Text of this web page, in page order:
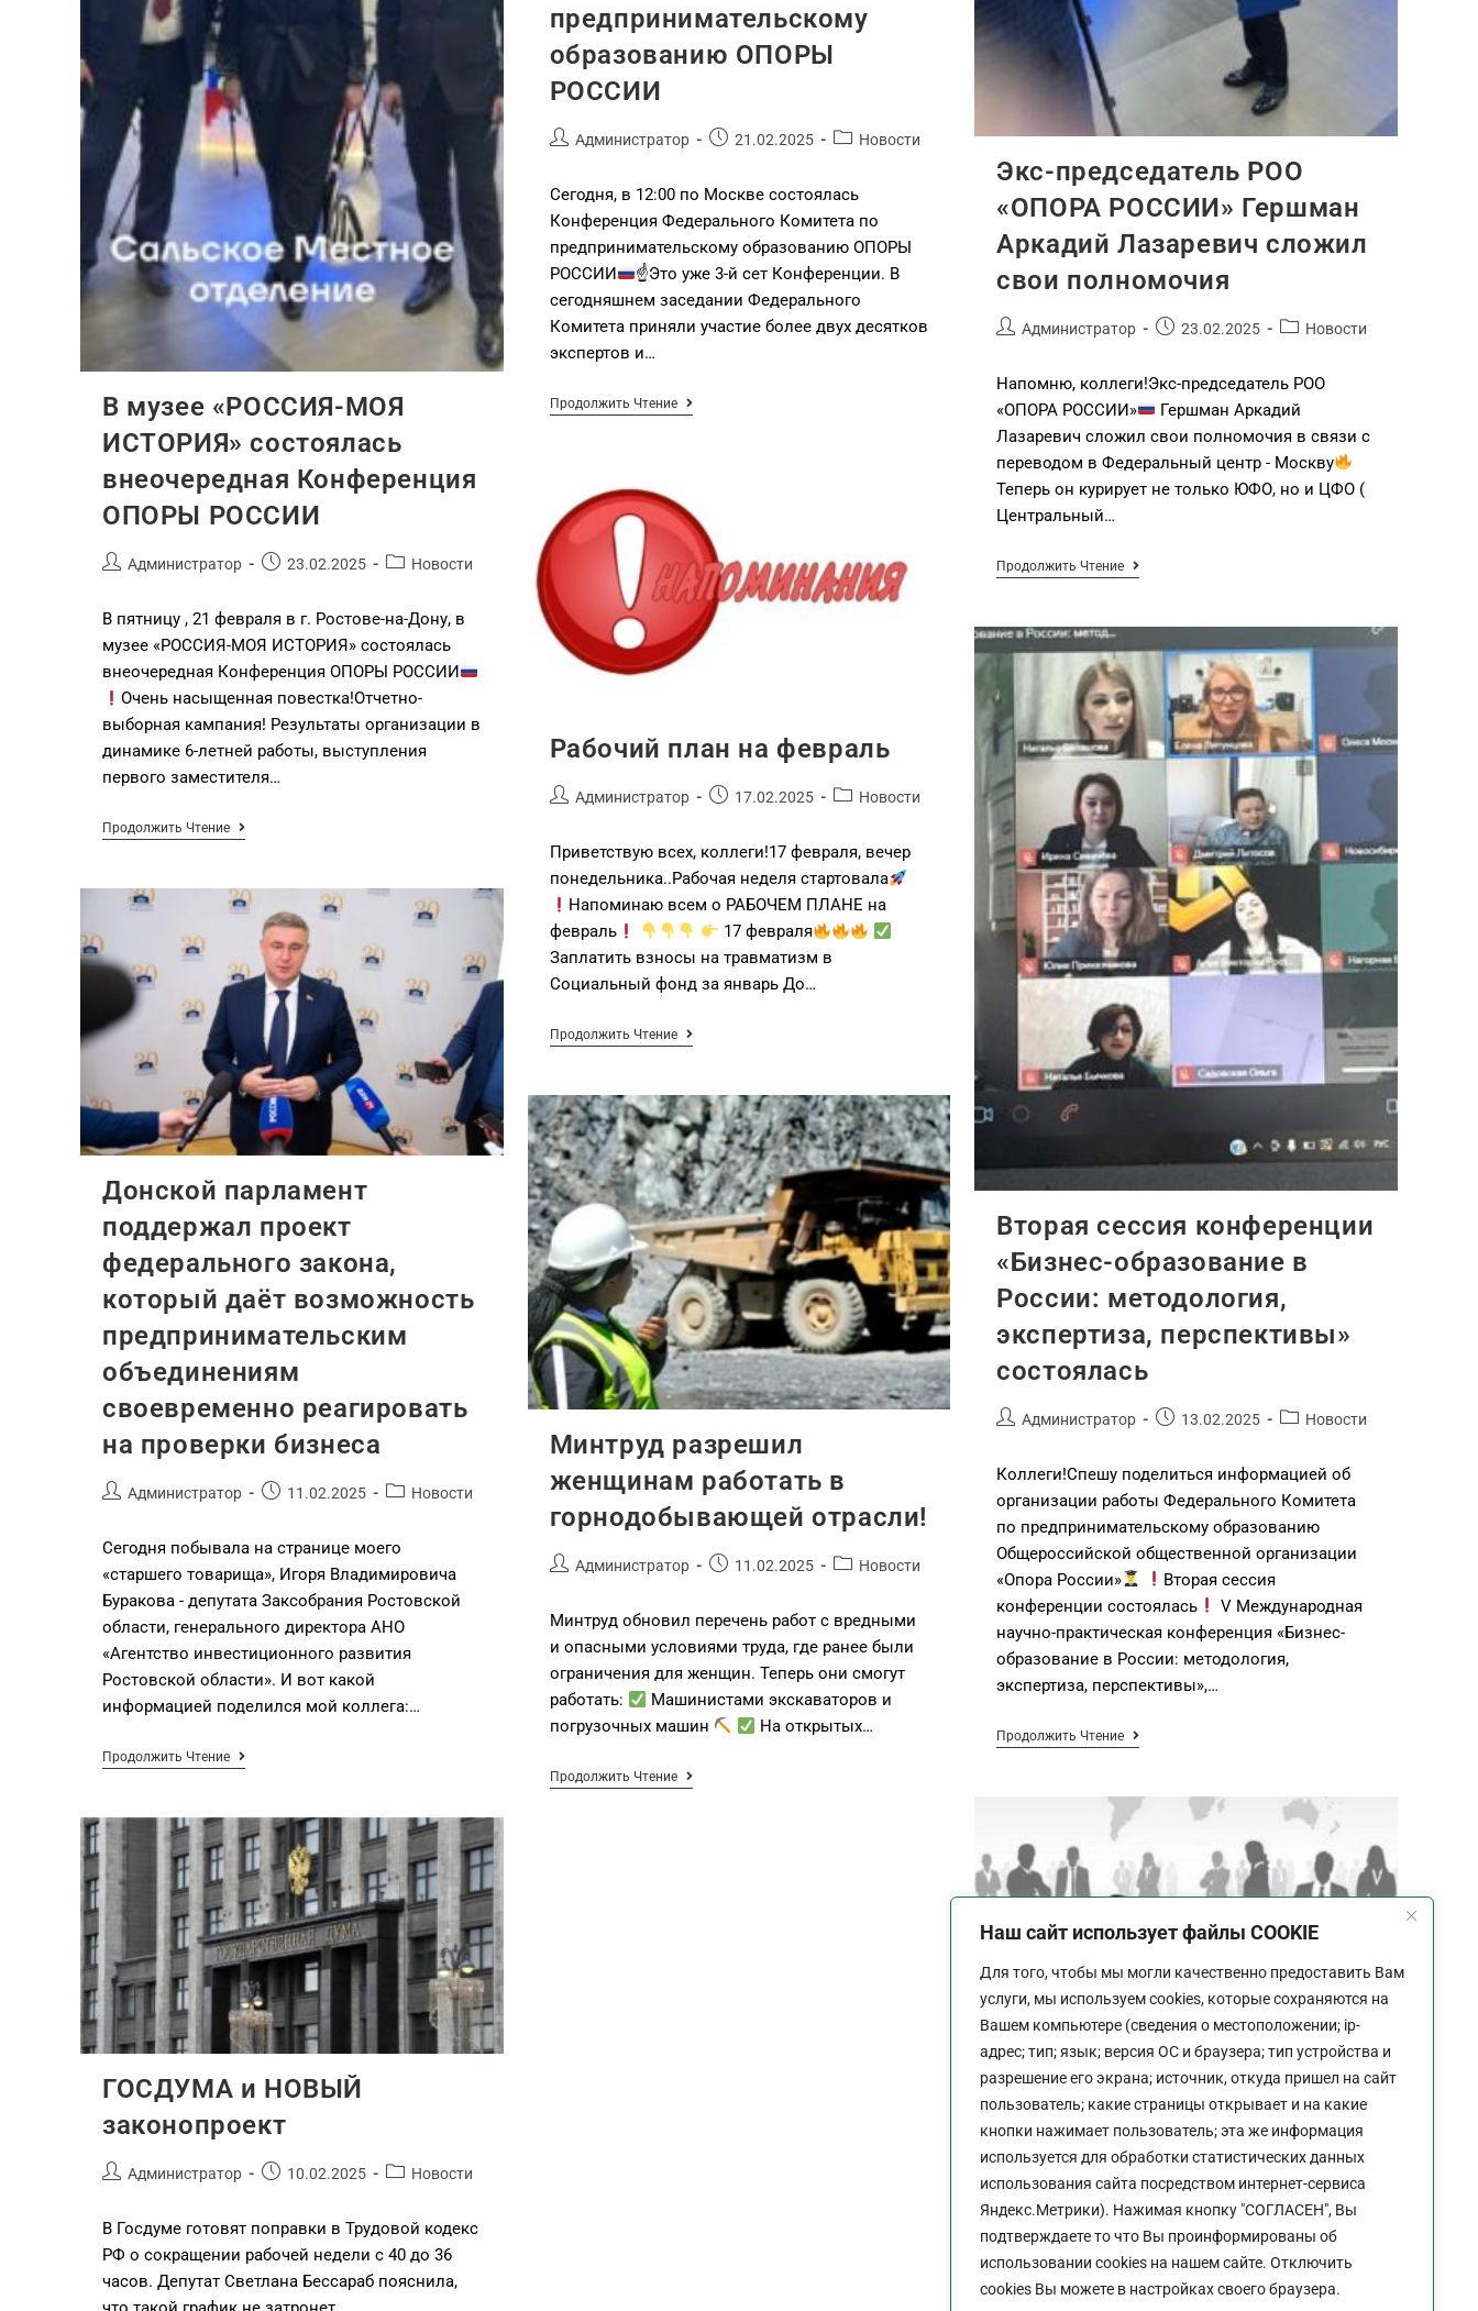
Наш сайт использует файлы COOKIE
Для того, чтобы мы могли качественно предоставить Вам
услуги, мы используем cookies, которые сохраняются на
Вашем компьютере (сведения о местоположении; ip-
адрес; тип; язык; версия ОС и браузера; тип устройства и
разрешение его экрана; источник, откуда пришел на сайт
пользователь; какие страницы открывает и на какие
кнопки нажимает пользователь; эта же информация
используется для обработки статистических данных
использования сайта посредством интернет-сервиса
Яндекс.Метрики). Нажимая кнопку "СОГЛАСЕН", Вы
подтверждаете то что Вы проинформированы об
использовании cookies на нашем сайте. Отключить
cookies Вы можете в настройках своего браузера.
Экс-председатель РОО
«ОПОРА РОССИИ» Гершман
Аркадий Лазаревич сложил
свои полномочия
Администратор 23.02.2025 Новости
Напомню, коллеги!Экс-председатель РОО
«ОПОРА РОССИИ»
Гершман Аркадий
Лазаревич сложил свои полномочия в связи с
переводом в Федеральный центр - Москву
Теперь он курирует не только ЮФО, но и ЦФО (
Центральный…
Продолжить Чтение
В музее «РОССИЯ-МОЯ
ИСТОРИЯ» состоялась
внеочередная Конференция
ОПОРЫ РОССИИ
Администратор 23.02.2025 Новости
В пятницу , 21 февраля в г. Ростове-на-Дону, в
музее «РОССИЯ-МОЯ ИСТОРИЯ» состоялась
внеочередная Конференция ОПОРЫ РОССИИ
Очень насыщенная повестка!Отчетно-
выборная кампания! Результаты организации в
динамике 6-летней работы, выступления
первого заместителя…
Продолжить Чтение
предпринимательскому
образованию ОПОРЫ
РОССИИ
Администратор 21.02.2025 Новости
Сегодня, в 12:00 по Москве состоялась
Конференция Федерального Комитета по
предпринимательскому образованию ОПОРЫ
РОССИИ
☝Это уже 3-й сет Конференции. В
сегодняшнем заседании Федерального
Комитета приняли участие более двух десятков
экспертов и…
Продолжить Чтение
Рабочий план на февраль
Администратор 17.02.2025 Новости
Приветствую всех, коллеги!17 февраля, вечер
понедельника..Рабочая неделя стартовала
Напоминаю всем о РАБОЧЕМ ПЛАНЕ на
февраль
17 февраля
Заплатить взносы на травматизм в
Социальный фонд за январь До…
Продолжить Чтение
Вторая сессия конференции
«Бизнес-образование в
России: методология,
экспертиза, перспективы»
состоялась
Администратор 13.02.2025 Новости
Коллеги!Спешу поделиться информацией об
организации работы Федерального Комитета
по предпринимательскому образованию
Общероссийской общественной организации
«Опора России»
Вторая сессия
конференции состоялась
V Международная
научно-практическая конференция «Бизнес-
образование в России: методология,
экспертиза, перспективы»,…
Продолжить Чтение
Донской парламент
поддержал проект
федерального закона,
который даёт возможность
предпринимательским
объединениям
своевременно реагировать
на проверки бизнеса
Администратор 11.02.2025 Новости
Сегодня побывала на странице моего
«старшего товарища», Игоря Владимировича
Буракова - депутата Заксобрания Ростовской
области, генерального директора АНО
«Агентство инвестиционного развития
Ростовской области». И вот какой
информацией поделился мой коллега:…
Продолжить Чтение
Минтруд разрешил
женщинам работать в
горнодобывающей отрасли!
Администратор 11.02.2025 Новости
Минтруд обновил перечень работ с вредными
и опасными условиями труда, где ранее были
ограничения для женщин. Теперь они смогут
работать:
Машинистами экскаваторов и
погрузочных машин
На открытых…
Продолжить Чтение
Трудоустройство
инвалидов и меры
поддержки бизнеса
Администратор 10.02.2025 Новости
СФР напоминает: работодатели могут получить
ГОСДУМА и НОВЫЙ
законопроект
Администратор 10.02.2025 Новости
В Госдуме готовят поправки в Трудовой кодекс
РФ о сокращении рабочей недели с 40 до 36
часов. Депутат Светлана Бессараб пояснила,
Немного о нас
Некоммерческое партнерство «Сальское агентство
поддержки предпринимательства»
Адрес:
8 (86372) 5-08-57
Сотовый:
Факс:
8 (86372) 5-08-57
График работы
9:00 - 18:00
Выходной:Сб - Вс
Политика конфиденциальности сайта